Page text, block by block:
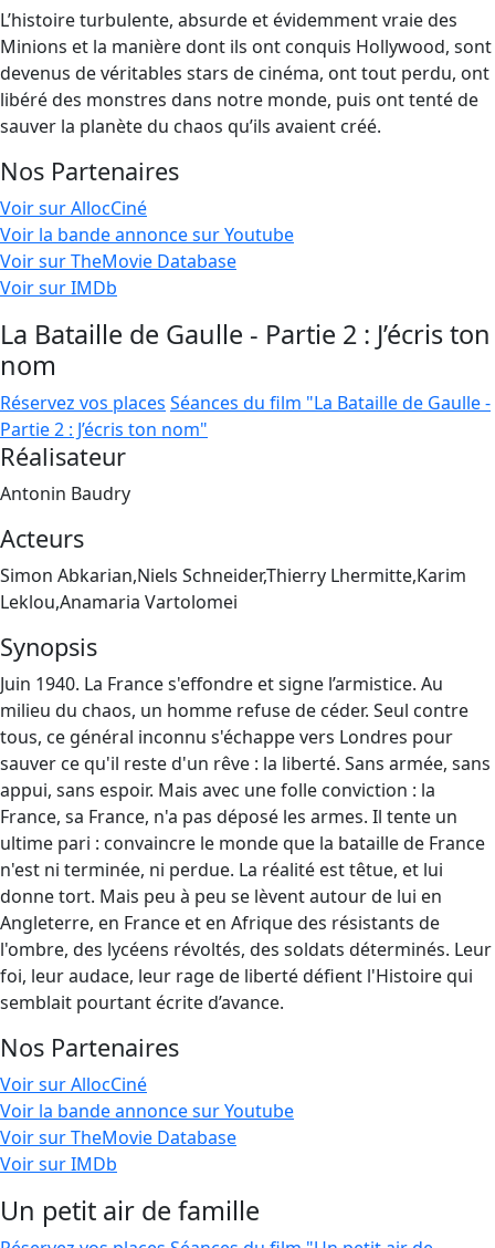
L’histoire turbulente, absurde et évidemment vraie des
Minions et la manière dont ils ont conquis Hollywood, sont
devenus de véritables stars de cinéma, ont tout perdu, ont
libéré des monstres dans notre monde, puis ont tenté de
sauver la planète du chaos qu’ils avaient créé.
Nos Partenaires
Voir sur AllocCiné
Voir la bande annonce sur Youtube
Voir sur TheMovie Database
Voir sur IMDb
La Bataille de Gaulle - Partie 2 : J’écris ton
nom
Réservez vos places Séances du film "La Bataille de Gaulle -
Partie 2 : J’écris ton nom"
Réalisateur
Antonin Baudry
Acteurs
Simon Abkarian,Niels Schneider,Thierry Lhermitte,Karim
Leklou,Anamaria Vartolomei
Synopsis
Juin 1940. La France s'effondre et signe l’armistice. Au
milieu du chaos, un homme refuse de céder. Seul contre
tous, ce général inconnu s'échappe vers Londres pour
sauver ce qu'il reste d'un rêve : la liberté. Sans armée, sans
appui, sans espoir. Mais avec une folle conviction : la
France, sa France, n'a pas déposé les armes. Il tente un
ultime pari : convaincre le monde que la bataille de France
n'est ni terminée, ni perdue. La réalité est têtue, et lui
donne tort. Mais peu à peu se lèvent autour de lui en
Angleterre, en France et en Afrique des résistants de
l'ombre, des lycéens révoltés, des soldats déterminés. Leur
foi, leur audace, leur rage de liberté défient l'Histoire qui
semblait pourtant écrite d’avance.
Nos Partenaires
Voir sur AllocCiné
Voir la bande annonce sur Youtube
Voir sur TheMovie Database
Voir sur IMDb
Un petit air de famille